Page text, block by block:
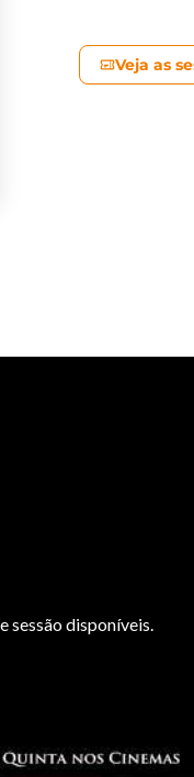
Veja as
sessão disponíveis.